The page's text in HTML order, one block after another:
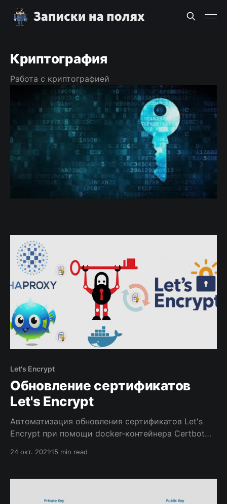
Криптография
Работа с криптографией
Let's Encrypt
Обновление сертификатов
Let's Encrypt
Автоматизация обновления сертификатов Let's
Encrypt при помощи docker-контейнера Certbot
24 окт. 202115 min read